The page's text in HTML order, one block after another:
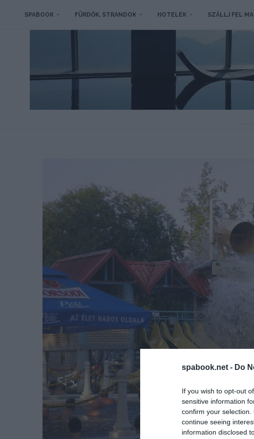
spabook.net - Do
If you wish to opt-out
sensitive information
confirm your
continue seeing
information disclosed
SPABOOK FÜRDŐK, STRANDOK HOTELEK SZÁLLJ FEL